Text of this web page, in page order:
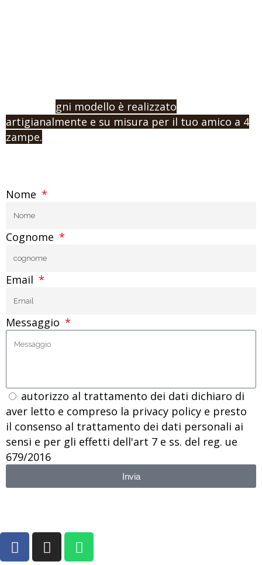
gni modello è realizzato
artigianalmente e su misura per il tuo amico a 4
zampe.
Nome
Cognome
Email
Messaggio
autorizzo al trattamento dei dati dichiaro di
aver letto e compreso la privacy policy e presto
il consenso al trattamento dei dati personali ai
sensi e per gli effetti dell'art 7 e ss. del reg. ue
679/2016
Invia